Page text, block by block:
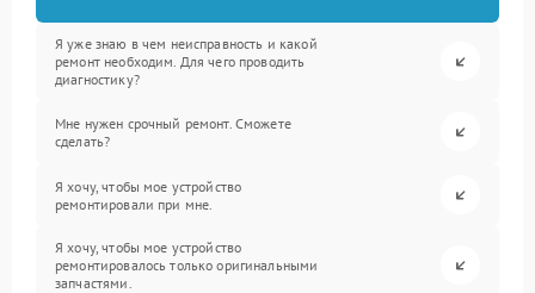
Я уже знаю в чем неисправность и какой
ремонт необходим. Для чего проводить
диагностику?
Мне нужен срочный ремонт. Сможете
сделать?
Я хочу, чтобы мое устройство
ремонтировали при мне.
Я хочу, чтобы мое устройство
ремонтировалось только оригинальными
запчастями.